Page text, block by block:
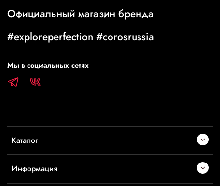
Каталог
Информация
Официальный магазин бренда
#exploreperfection #corosrussia
Мы в социальных сетях